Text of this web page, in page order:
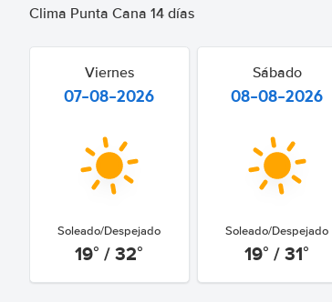
Clima Punta Cana 14 días
Viernes
07-08-2026
Soleado/Despejado
19° / 32°
Sábado
08-08-2026
Soleado/Despejado
19° / 31°